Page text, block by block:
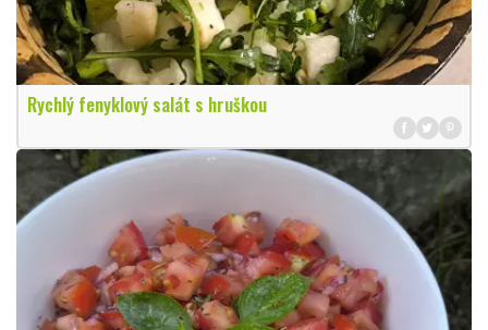
Rychlý fenyklový salát s hruškou